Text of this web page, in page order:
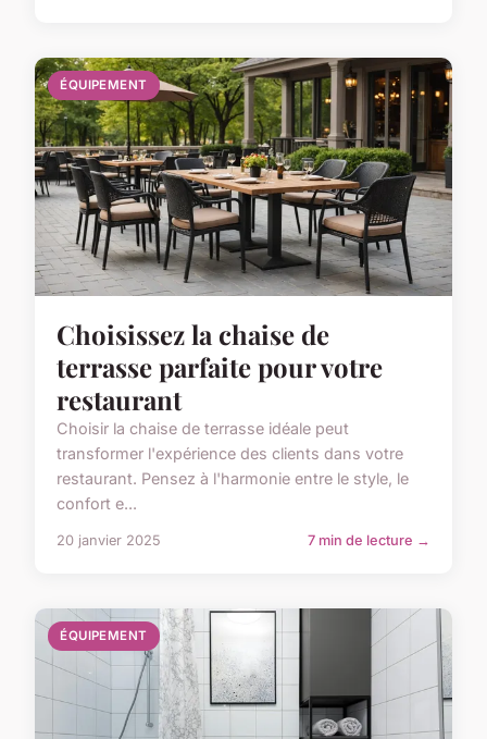
ÉQUIPEMENT
Choisissez la chaise de
terrasse parfaite pour votre
restaurant
Choisir la chaise de terrasse idéale peut
transformer l'expérience des clients dans votre
restaurant. Pensez à l'harmonie entre le style, le
confort e...
20 janvier 2025 7 min de lecture →
ÉQUIPEMENT